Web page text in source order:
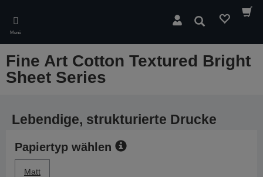
main
content
Menü
Suchen
Fine Art Cotton Textured Bright
Sheet Series
Lebendige, strukturierte Drucke
Papiertyp wählen
Matt